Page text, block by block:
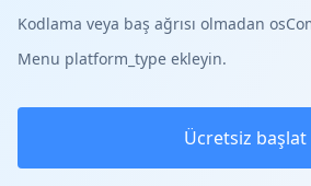
Kodlama veya baş ağrısı olmadan
Menu platform_type ekleyin.
Ücretsiz başlat